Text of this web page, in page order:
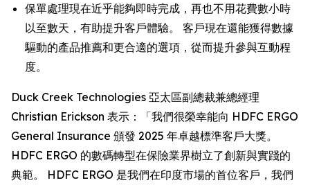
保單處理現在近乎能夠即時完成，再也不用花費數小時
以至數天，有助提升客戶體驗。 客戶現在還能獲得數據
驅動的產品推薦和更合適的選項，從而提升參與互動程
度。
Duck Creek Technologies 亞太區副總裁兼總經理
Christian Erickson 表示：「我們很榮幸能向 HDFC ERGO
General Insurance 頒發 2025 年卓越標準客戶大獎。
HDFC ERGO 的數碼轉型在保險業界樹立了創新與實踐的
典範。 HDFC ERGO 是我們在印度市場的首位客戶，我們